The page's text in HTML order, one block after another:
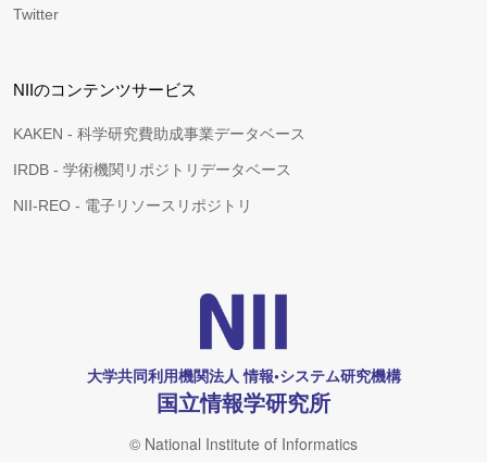
Twitter
NIIのコンテンツサービス
KAKEN - 科学研究費助成事業データベース
IRDB - 学術機関リポジトリデータベース
NII-REO - 電子リソースリポジトリ
大学共同利用機関法人 情報•システム研究機構
国立情報学研究所
© National Institute of Informatics